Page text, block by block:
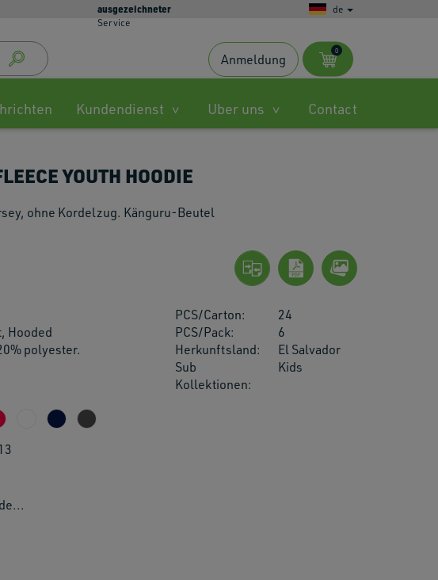
ausgezeichneter
Service
de
up
arrows
to
result.
enter
Touch
devices
touch
0
Anmeldung
Kundendienst Uber uns Contact
YOUTH HOODIE
ohne Kordelzug. Känguru-Beutel
Hooded
polyester.
PCS/Carton:
24
PCS/Pack:
6
Herkunftsland:
El Salvador
Sub
Kollektionen:
Kids